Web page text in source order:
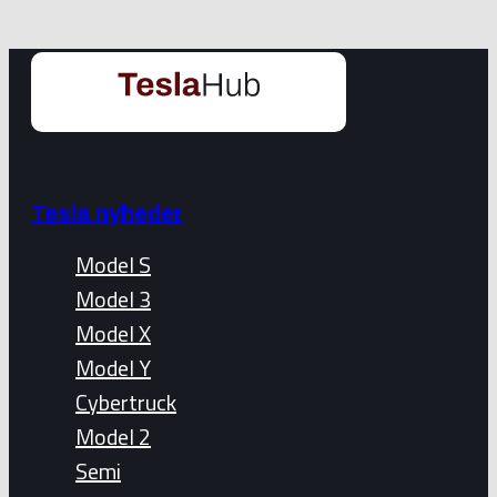
Tesla nyheder
Model S
Model 3
Model X
Model Y
Cybertruck
Model 2
Semi